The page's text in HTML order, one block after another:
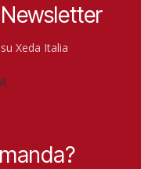
Xeda Italia